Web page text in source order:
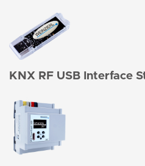
KNX RF USB Interface